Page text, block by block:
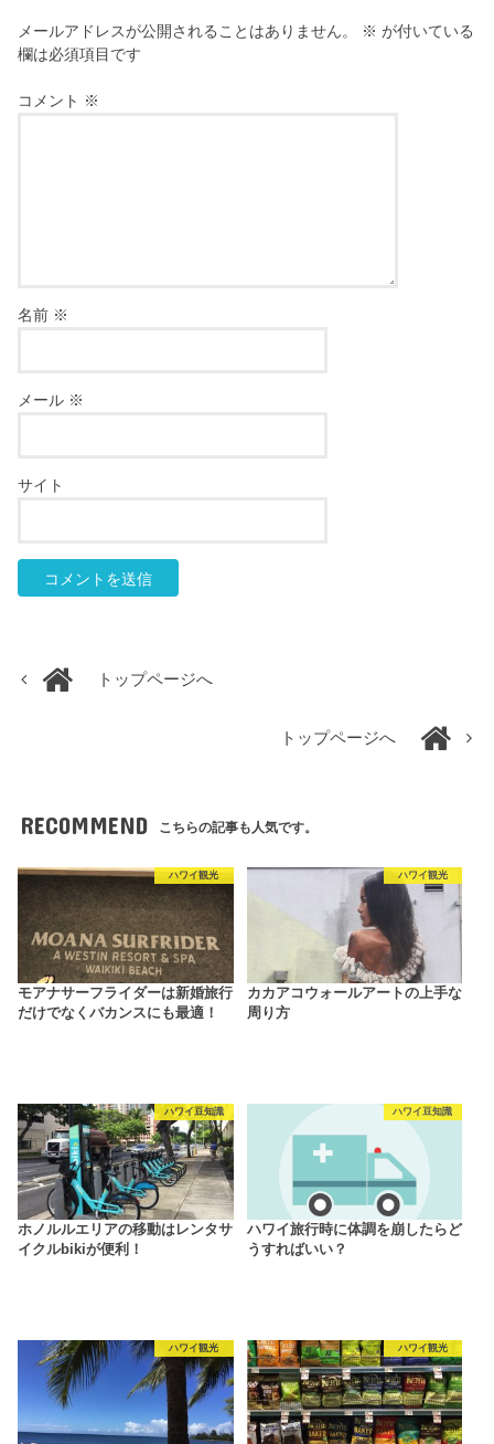
メールアドレスが公開されることはありません。 ※ が付いている
欄は必須項目です
コメント ※
名前 ※
メール ※
サイト
トップページへ
トップページへ
RECOMMEND こちらの記事も人気です。
ハワイ観光
モアナサーフライダーは新婚旅行
だけでなくバカンスにも最適！
ハワイ観光
カカアコウォールアートの上手な
周り方
ハワイ豆知識
ホノルルエリアの移動はレンタサ
イクルbikiが便利！
ハワイ豆知識
ハワイ旅行時に体調を崩したらど
うすればいい？
ハワイ観光 ハワイ観光